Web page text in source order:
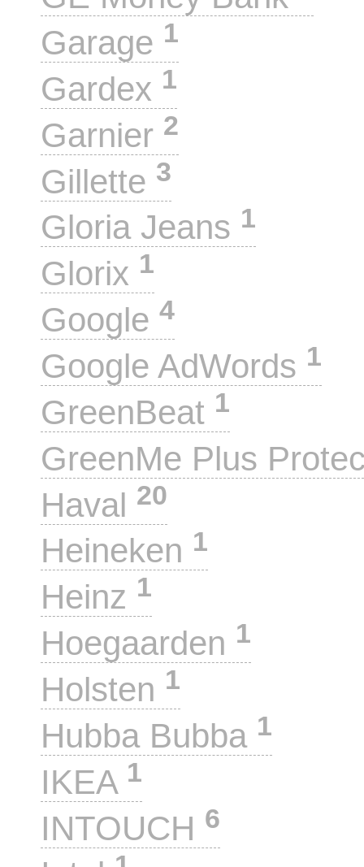
Garage 1
Gardex 1
Garnier 2
Gillette 3
Gloria Jeans 1
Glorix 1
Google 4
Google AdWords 1
GreenBeat 1
GreenMe Plus
Haval 20
Heineken 1
Heinz 1
Hoegaarden 1
Holsten 1
Hubba Bubba 1
IKEA 1
INTOUCH 6